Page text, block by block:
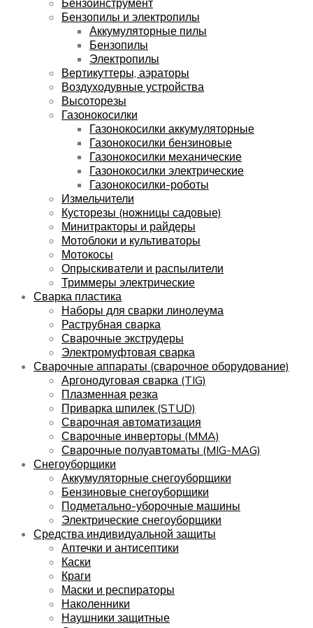
Бензопилы и электропилы
Аккумуляторные пилы
Бензопилы
Электропилы
Вертикуттеры, аэраторы
Воздуходувные устройства
Высоторезы
Газонокосилки
Газонокосилки аккумуляторные
Газонокосилки бензиновые
Газонокосилки механические
Газонокосилки электрические
Газонокосилки-роботы
Измельчители
Кусторезы (ножницы садовые)
Минитракторы и райдеры
Мотоблоки и культиваторы
Мотокосы
Опрыскиватели и распылители
Триммеры электрические
Сварка пластика
Наборы для сварки линолеума
Раструбная сварка
Сварочные экструдеры
Электромуфтовая сварка
Сварочные аппараты (сварочное оборудование)
Аргонодуговая сварка (TIG)
Плазменная резка
Приварка шпилек (STUD)
Сварочная автоматизация
Сварочные инверторы (MMA)
Сварочные полуавтоматы (MIG-MAG)
Снегоуборщики
Аккумуляторные снегоуборщики
Бензиновые снегоуборщики
Подметально-уборочные машины
Электрические снегоуборщики
Средства индивидуальной защиты
Аптечки и антисептики
Каски
Краги
Маски и респираторы
Наколенники
Наушники защитные